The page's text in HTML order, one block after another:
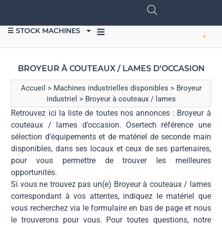
☰ STOCK MACHINES
BROYEUR À COUTEAUX / LAMES D'OCCASION
Accueil > Machines industrielles disponibles > Broyeur
industriel > Broyeur à couteaux / lames
Retrouvez ici la liste de toutes nos annonces : Broyeur à
couteaux / lames d’occasion. Osertech référence une
sélection d’équipements et de matériel de seconde main
disponibles, dans ses locaux et ceux de ses partenaires,
pour vous permettre de trouver les meilleures
opportunités.
Si vous ne trouvez pas un(e) Broyeur à couteaux / lames
correspondant à vos attentes, indiquez le matériel que
vous recherchez via le formulaire en bas de page et nous
le trouverons pour vous. Pour toutes questions, notre